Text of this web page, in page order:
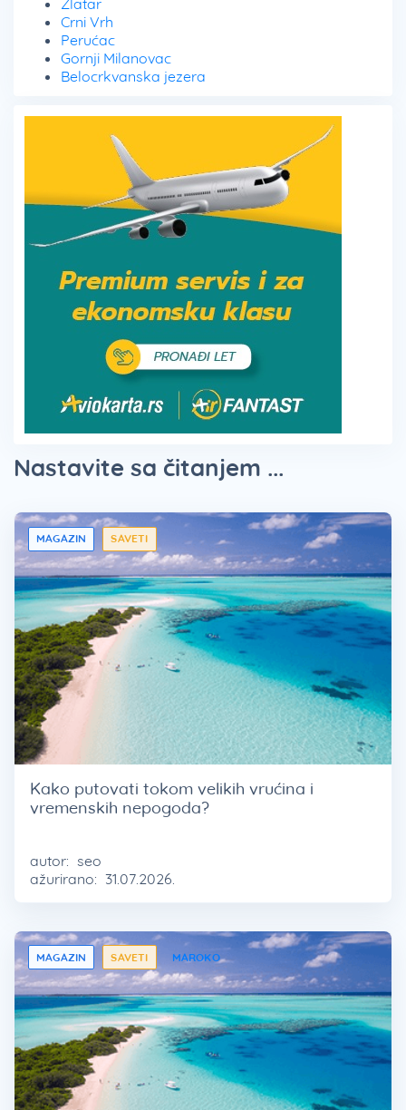
Zlatar
Crni Vrh
Perućac
Gornji Milanovac
Belocrkvanska jezera
Nastavite sa čitanjem ...
MAGAZIN SAVETI
Kako putovati tokom velikih vrućina i
vremenskih nepogoda?
autor: seo
ažurirano: 31.07.2026.
MAGAZIN SAVETI MAROKO